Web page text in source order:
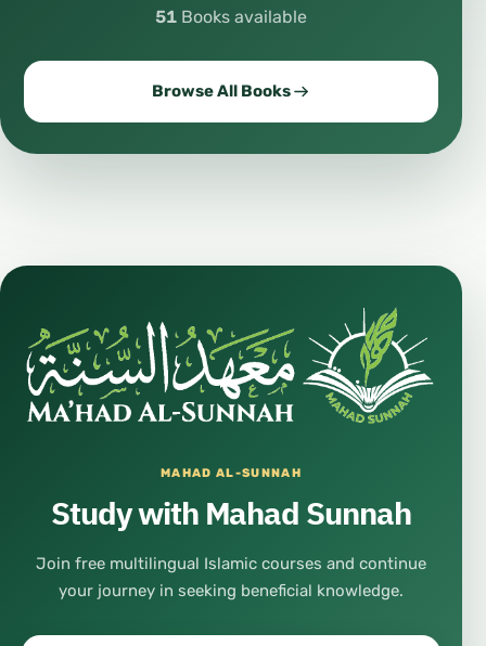
51 Books available
Browse All Books
MAHAD AL-SUNNAH
Study with Mahad Sunnah
Join free multilingual Islamic courses and continue
your journey in seeking beneficial knowledge.